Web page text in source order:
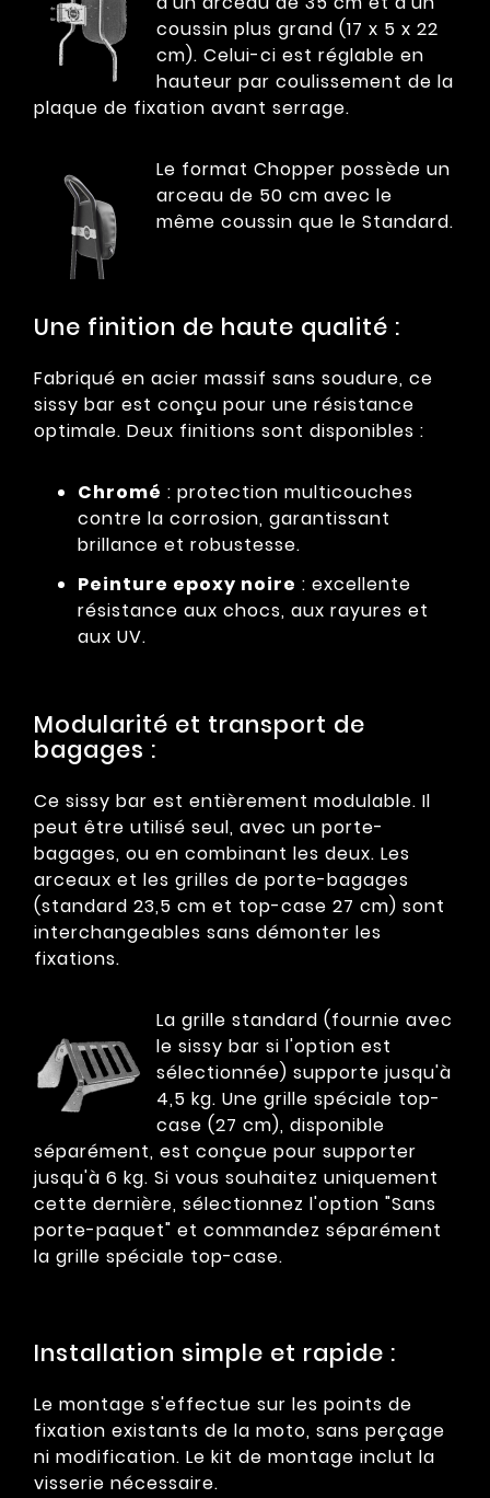
coussin plus grand (17 x 5 x 22
cm). Celui-ci est réglable en
hauteur par coulissement de la
plaque de fixation avant serrage.
Le format Chopper possède un
arceau de 50 cm avec le
même coussin que le Standard.
Une finition de haute qualité :
Fabriqué en acier massif sans soudure, ce
sissy bar est conçu pour une résistance
optimale. Deux finitions sont disponibles :
Chromé : protection multicouches
contre la corrosion, garantissant
brillance et robustesse.
Peinture epoxy noire : excellente
résistance aux chocs, aux rayures et
aux UV.
Modularité et transport de
bagages :
Ce sissy bar est entièrement modulable. Il
peut être utilisé seul, avec un porte-
bagages, ou en combinant les deux. Les
arceaux et les grilles de porte-bagages
(standard 23,5 cm et top-case 27 cm) sont
interchangeables sans démonter les
fixations.
La grille standard (fournie avec
le sissy bar si l'option est
sélectionnée) supporte jusqu'à
4,5 kg. Une grille spéciale top-
case (27 cm), disponible
séparément, est conçue pour supporter
jusqu'à 6 kg. Si vous souhaitez uniquement
cette dernière, sélectionnez l'option "Sans
porte-paquet" et commandez séparément
la grille spéciale top-case.
Installation simple et rapide :
Le montage s'effectue sur les points de
fixation existants de la moto, sans perçage
ni modification. Le kit de montage inclut la
visserie nécessaire.